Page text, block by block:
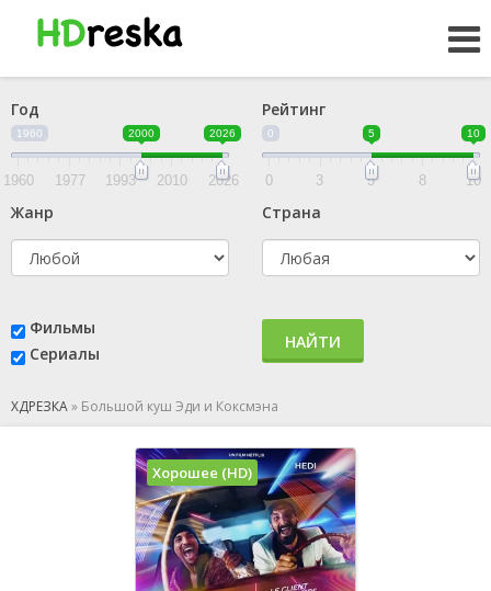
Год
1960 2000 2026
1960 1977 1993 2010 2026
Рейтинг
0 5 10
0 3 5 8 10
Жанр Страна
Фильмы
Сериалы
НАЙТИ
ХДРЕЗКА» Большой куш Эди и Коксмэна
Хорошее (HD)